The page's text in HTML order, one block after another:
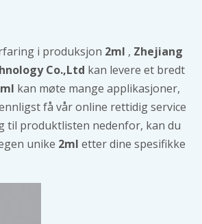
i produksjon 2ml , Zhejiang
Co.,Ltd kan levere et bredt
kan møte mange applikasjoner,
få vår online rettidig service
til produktlisten nedenfor, kan du
unike 2ml etter dine spesifikke